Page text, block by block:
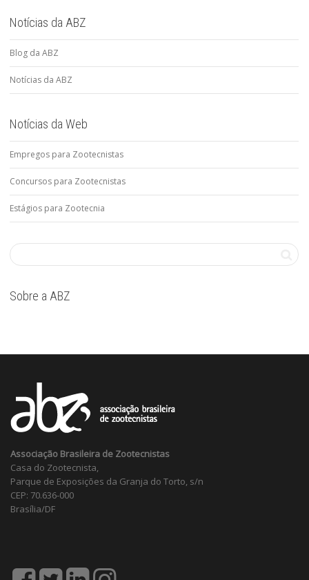
Notícias da ABZ
Blog da ABZ
Notícias da ABZ
Notícias da Web
Empregos para Zootecnistas
Concursos para Zootecnistas
Estágios para Zootecnia
Sobre a ABZ
Associação Brasileira de Zootecnistas
Casa do Zootecnista,
Parque de Exposições da Granja do Torto, s/n
CEP: 70.636-000
Brasília/DF